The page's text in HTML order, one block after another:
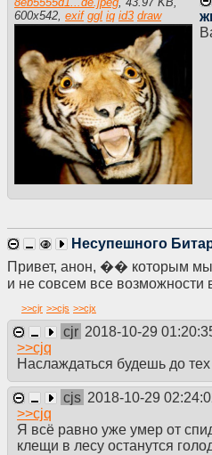
600x542 exif ggl iq id3 draw
Несупешного
Привет, анон, �� которым мы
и не совсем все возможности
>>cjr >>cjs >>cjx
cjr 2018-10-29
>>cjq
Наслаждаться будешь до
cjs 2018-10-29
>>cjq
Я всё равно уже умер от
клещи в лесу останутся